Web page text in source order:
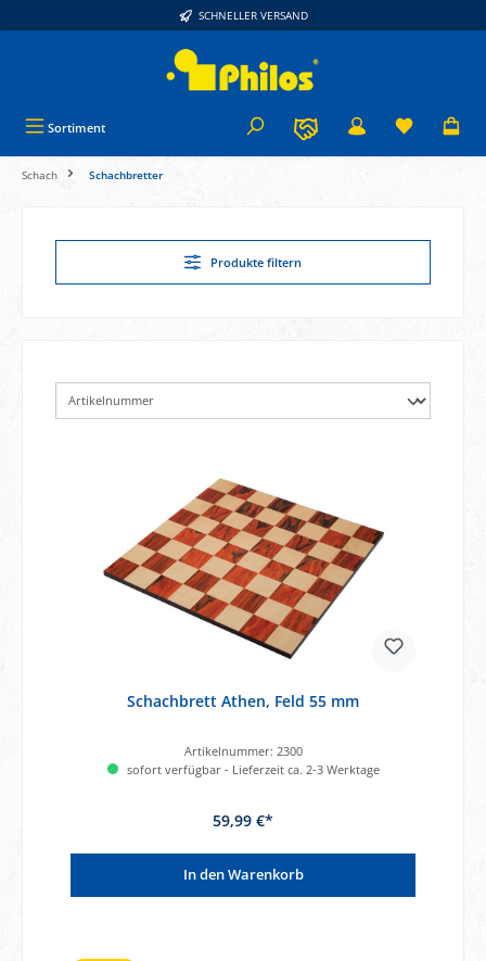
SCHNELLER VERSAND
Sortiment
Schach Schachbretter
Produkte filtern
Schachbrett Athen, Feld 55 mm
Artikelnummer: 2300
sofort verfügbar - Lieferzeit ca. 2-3 Werktage
59,99 €*
In den Warenkorb